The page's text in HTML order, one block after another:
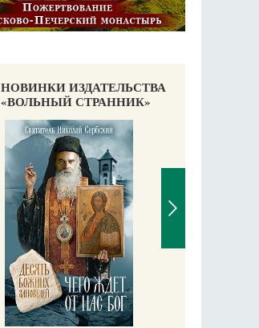
НОВИНКИ ИЗДАТЕЛЬСТВА
«ВОЛЬНЫЙ СТРАННИК»